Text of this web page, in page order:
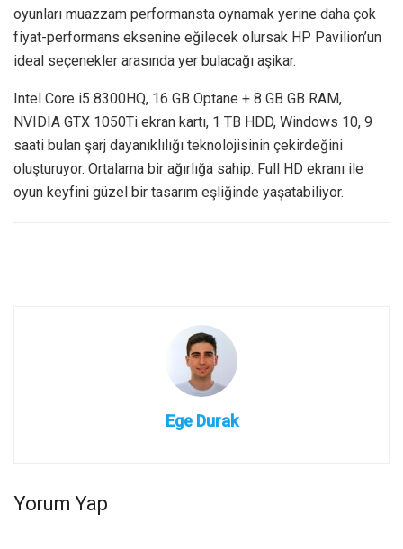
oyunları muazzam performansta oynamak yerine daha çok
fiyat-performans eksenine eğilecek olursak HP Pavilion’un
ideal seçenekler arasında yer bulacağı aşikar.
Intel Core i5 8300HQ, 16 GB Optane + 8 GB GB RAM,
NVIDIA GTX 1050Ti ekran kartı, 1 TB HDD, Windows 10, 9
saati bulan şarj dayanıklılığı teknolojisinin çekirdeğini
oluşturuyor. Ortalama bir ağırlığa sahip. Full HD ekranı ile
oyun keyfini güzel bir tasarım eşliğinde yaşatabiliyor.
Ege Durak
Yorum Yap